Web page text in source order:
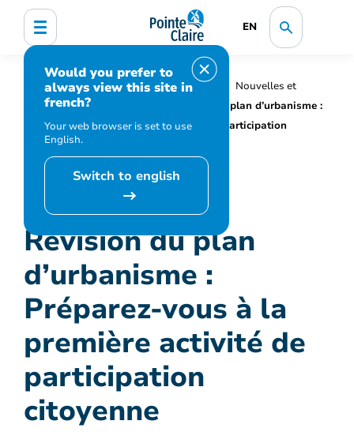
EN
Would you prefer to
always view this site in
french?
Your web browser is set to use
English.
Switch to english
Accueil Organisation municipale
Nouvelles et
médias
Actualités
Révision du plan d’urbanisme :
Préparez-vous à la première activité de participation
citoyenne
Révision du plan
d’urbanisme :
Préparez-vous à la
première activité de
participation
citoyenne